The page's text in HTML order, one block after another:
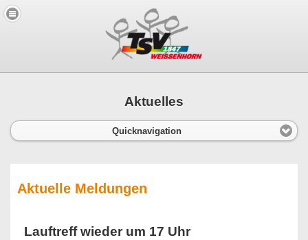
Aktuelles
Quicknavigation
Aktuelle Meldungen
Lauftreff wieder um 17 Uhr